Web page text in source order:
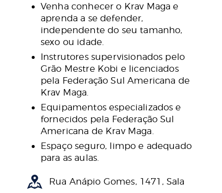
Venha conhecer o Krav Maga e
aprenda a se defender,
independente do seu tamanho,
sexo ou idade.
Instrutores supervisionados pelo
Grão Mestre Kobi e licenciados
pela Federação Sul Americana de
Krav Maga.
Equipamentos especializados e
fornecidos pela Federação Sul
Americana de Krav Maga.
Espaço seguro, limpo e adequado
para as aulas.
Rua Anápio Gomes, 1471, Sala